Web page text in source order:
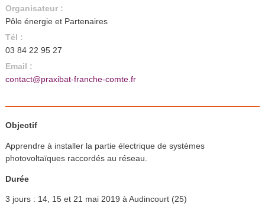
Organisateur :
Pôle énergie et Partenaires
Tél :
03 84 22 95 27
Email :
contact@praxibat-franche-comte.fr
Objectif
Apprendre à installer la partie électrique de systèmes
photovoltaïques raccordés au réseau.
Durée
3 jours : 14, 15 et 21 mai 2019 à Audincourt (25)